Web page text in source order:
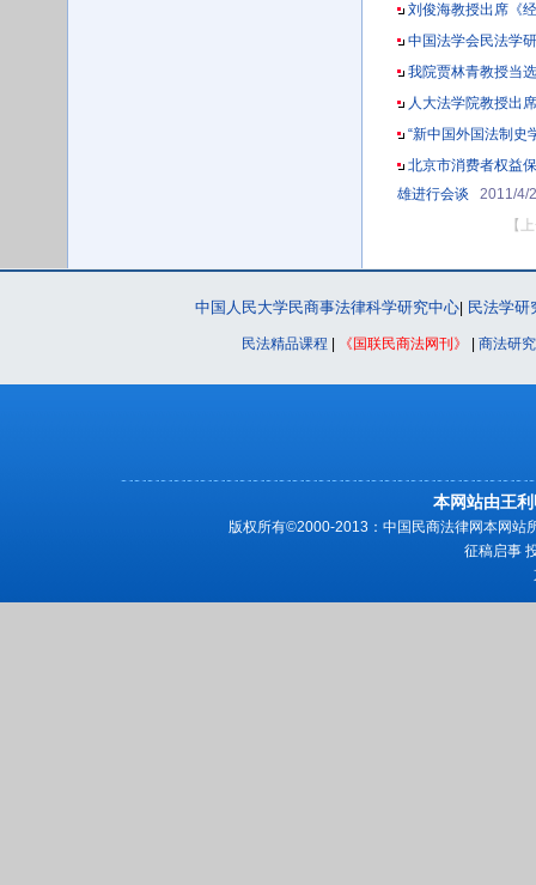
刘俊海教授出席《
中国法学会民法学
我院贾林青教授当
人大法学院教授出
“新中国外国法制史
北京市消费者权益
雄进行会谈
2011/4/2
【
中国人民大学民商事法律科学研究中心 民法学研
民法精品课程 《国联民商法网刊》 商法研
本网站由王
版权所有©2000-2013：中国民商法律网本网站
征稿启事